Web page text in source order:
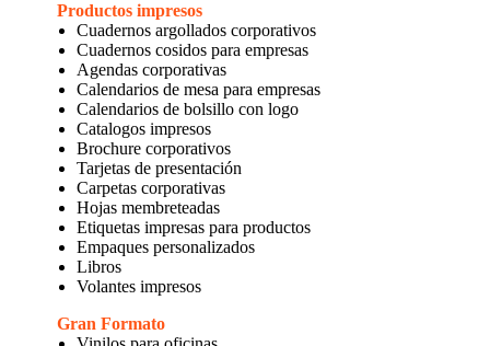
Productos impresos
Cuadernos argollados corporativos
Cuadernos cosidos para empresas
Agendas corporativas
Calendarios de mesa para empresas
Calendarios de bolsillo con logo
Catalogos impresos
Brochure corporativos
Tarjetas de presentación
Carpetas corporativas
Hojas membreteadas
Etiquetas impresas para productos
Empaques personalizados
Libros
Volantes impresos
Gran Formato